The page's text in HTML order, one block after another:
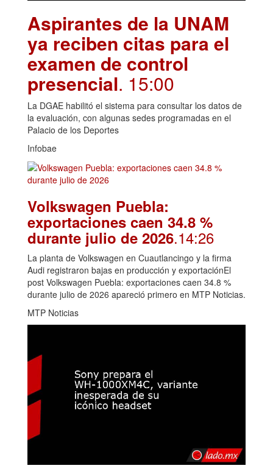
Aspirantes de la UNAM
ya reciben citas para el
examen de control
presencial. 15:00
La DGAE habilitó el sistema para consultar los datos de
la evaluación, con algunas sedes programadas en el
Palacio de los Deportes
Infobae
Volkswagen Puebla:
exportaciones caen 34.8 %
durante julio de 2026.14:26
La planta de Volkswagen en Cuautlancingo y la firma
Audi registraron bajas en producción y exportaciónEl
post Volkswagen Puebla: exportaciones caen 34.8 %
durante julio de 2026 apareció primero en MTP Noticias.
MTP Noticias